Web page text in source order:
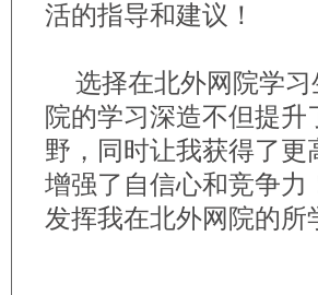
活的指导和建议！
选择在北外网院学
院的学习深造不但提
野，同时让我获得了
增强了自信心和竞争
发挥我在北外网院的